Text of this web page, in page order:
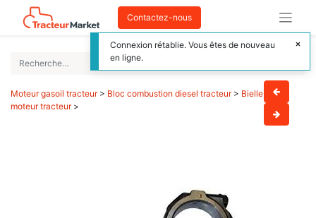
Contactez-nous
Moteur gasoil tracteur> Bloc combustion diesel tracteur> Bielle
moteur tracteur>
Connexion rétablie. Vous êtes de nouveau
en ligne.